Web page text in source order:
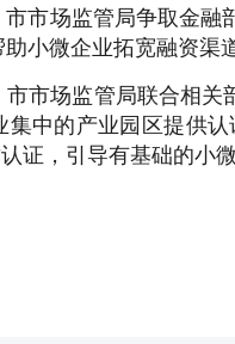
市场监管局争取金融
小微企业拓宽融资渠道
市场监管局联合相关
集中的产业园区提供
证，引导有基础的小